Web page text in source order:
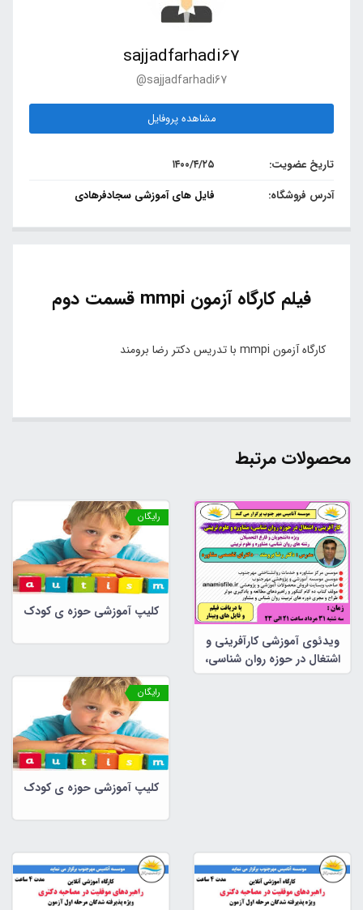
sajjadfarhadi67
@sajjadfarhadi67
مشاهده پروفایل
تاریخ عضویت:
۱۴۰۰/۴/۲۵
آدرس فروشگاه:
فایل های آموزشی سجادفرهادی
فیلم کارگاه آزمون mmpi قسمت دوم
کارگاه آزمون mmpi با تدریس دکتر رضا برومند
محصولات مرتبط
ویدئوی آموزشی کارآفرینی و
اشتغال در حوزه روان شناسی،
مشاوره و علوم تربیتی
رایگان
کلیپ آموزشی حوزه ی کودک
رایگان
کلیپ آموزشی حوزه ی کودک